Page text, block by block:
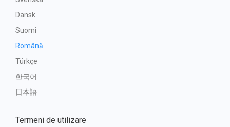
Dansk
Suomi
Română
Türkçe
한국어
日本語
Termeni de utilizare